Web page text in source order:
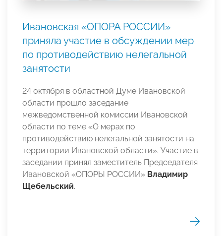
Ивановская «ОПОРА РОССИИ»
приняла участие в обсуждении мер
по противодействию нелегальной
занятости
24 октября в областной Думе Ивановской
области прошло заседание
межведомственной комиссии Ивановской
области по теме «О мерах по
противодействию нелегальной занятости на
территории Ивановской области». Участие в
заседании принял заместитель Председателя
Ивановской «ОПОРЫ РОССИИ» Владимир
Щебельский.